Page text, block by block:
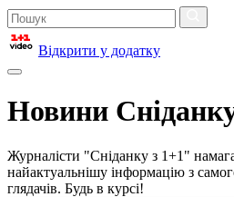
Відкрити у додатку
Новини
Журналісти "Сніданку з 1+1"
найактуальнішу інформацію з
глядачів. Будь в курсі!